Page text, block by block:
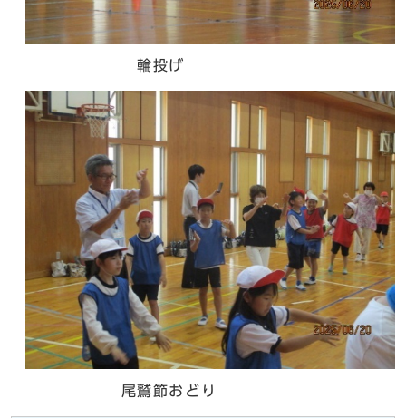
輪投げ
尾鷲節おどり